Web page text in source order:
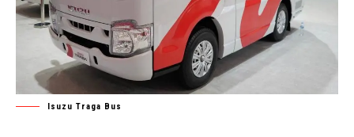
Isuzu Traga Bus